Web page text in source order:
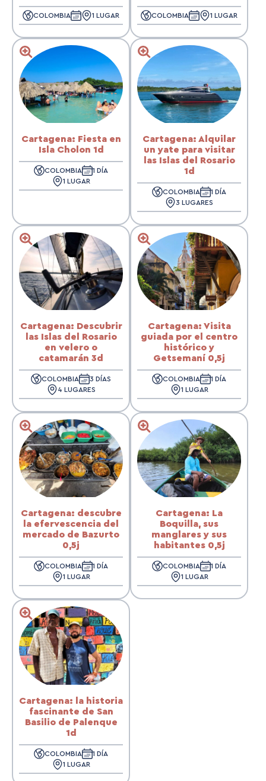
COLOMBIA 1 LUGAR COLOMBIA 1 LUGAR
Cartagena: Fiesta en
Isla Cholon 1d
COLOMBIA
1 DÍA
1 LUGAR
Cartagena: Alquilar
un yate para visitar
las Islas del Rosario
1d
COLOMBIA
1 DÍA
3 LUGARES
Cartagena: Descubrir
las Islas del Rosario
en velero o
catamarán 3d
COLOMBIA
3 DÍAS
4 LUGARES
Cartagena: Visita
guiada por el centro
histórico y
Getsemaní 0,5j
COLOMBIA
1 DÍA
1 LUGAR
Cartagena: descubre
la efervescencia del
mercado de Bazurto
0,5j
COLOMBIA
1 DÍA
1 LUGAR
Cartagena: La
Boquilla, sus
manglares y sus
habitantes 0,5j
COLOMBIA
1 DÍA
1 LUGAR
Cartagena: la historia
fascinante de San
Basilio de Palenque
1d
COLOMBIA
1 DÍA
1 LUGAR